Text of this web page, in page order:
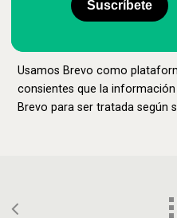
Suscríbete
Usamos Brevo como
consientes que la
Brevo para ser tratada según